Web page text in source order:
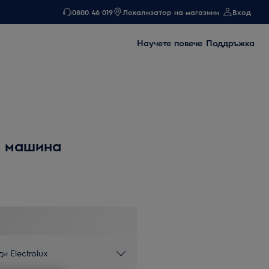
0800 46 019 Локализатор на магазини Вход
Научете повече Поддръжка
машина
Electrolux